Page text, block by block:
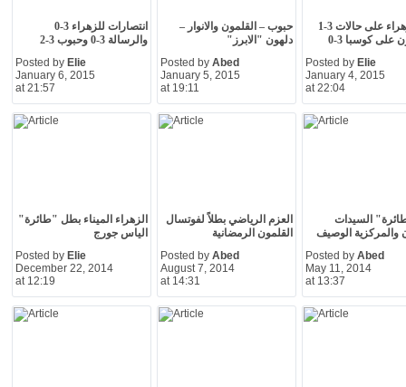
انتصارات للزهراء 3-0
والرسالة 3-0 وحبوب 3-2
Posted by Elie
January 6, 2015
at 21:57
حبوب – القلمون والانوار –
دلهون "الابرز"
Posted by Abed
January 5, 2015
at 19:11
فوز الزهراء على حالات 3-1
على كوسبا 3-0
Posted by Elie
January 4, 2015
at 22:04
الزهراء الميناء بطل "طائرة"
الياس جورج
Posted by Elie
December 22, 2014
at 12:19
العزم الرياضي بطلاً لفوتسال
القلمون الرمضانية
Posted by Abed
August 7, 2014
at 14:31
السيدات
والمركزية الوصيف
Posted by Abed
May 11, 2014
at 13:37